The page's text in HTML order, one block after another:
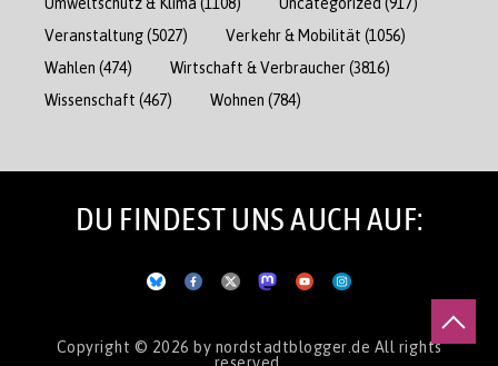
Veranstaltung(5027) Verkehr & Mobilität (1056)
Wahlen (474) Wirtschaft & Verbraucher(3816)
Wissenschaft (467) Wohnen (784)
DU FINDEST UNS AUCH AUF:
Copyright © 2026 by nordstadtblogger.de All rights
reserved.